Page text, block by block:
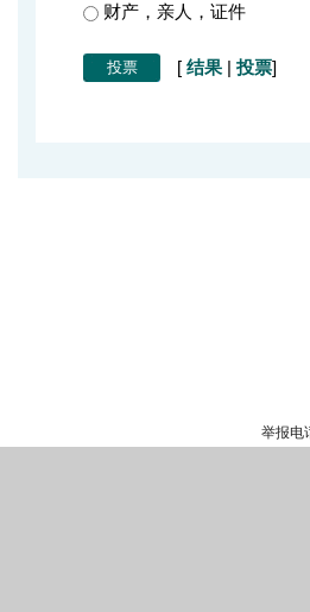
财产，亲人，证件
[ 结果 | 投票]
举报电